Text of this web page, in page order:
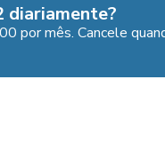
diariamente?
por mês. Cancele